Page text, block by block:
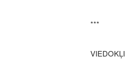
***
VIEDOKĻI